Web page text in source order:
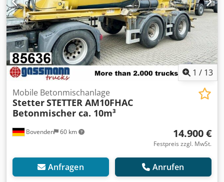
gegen 3.900,00€ netto Aufpreis verfügbar! 6x Bj. 2009 mit
10m³, 2x Bj. 2011 mit 12m³, 3x Bj. 2012 mit 12m³!
ZUBEHÖRANGABEN OHNE GEWÄHR, Änderungen,
Zwischenverkauf und Irrtümer vorbehalten! - . Dodpsvy A
H Uofx Akgekr
1 / 13
Bovenden 60 km
Mobile Betonmischanlage
StetterSTETTER AM10FHAC
Betonmischer ca. 10m³
14.900 €
Festpreis zzgl. MwSt.
Anfragen Anrufen